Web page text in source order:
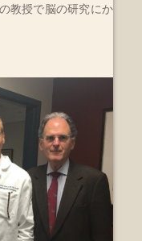
教授で脳の研究にか